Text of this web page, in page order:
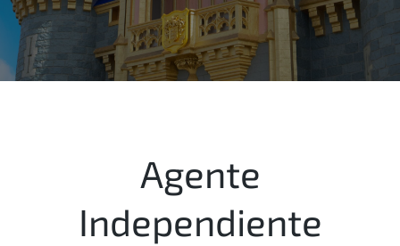
Agente
Independiente